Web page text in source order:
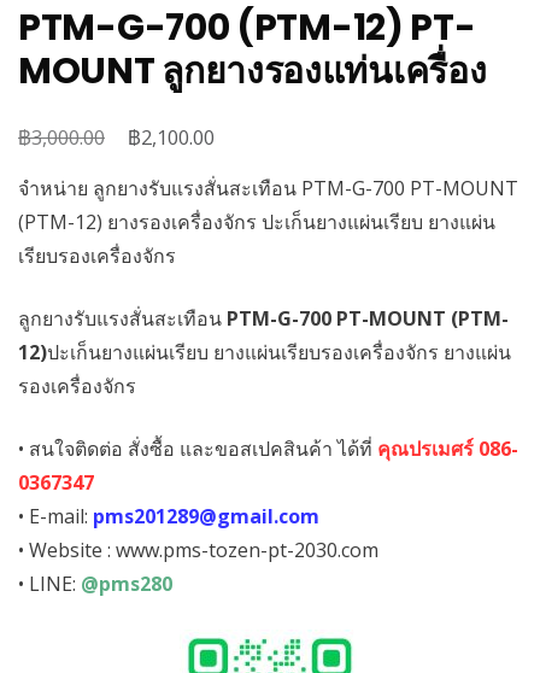
PTM-G-700 (PTM-12) PT-
MOUNT ลูกยางรองแท่นเครื่อง
฿3,000.00
Original
was:
฿3,000.00.
฿2,100.00
is:
฿2,100.00.
จำหน่าย ลูกยางรับแรงสั่นสะเทือน PTM-G-700 PT-MOUNT
(PTM-12) ยางรองเครื่องจักร ปะเก็นยางแผ่นเรียบ ยางแผ่น
เรียบรองเครื่องจักร
ลูกยางรับแรงสั่นสะเทือน PTM-G-700 PT-MOUNT (PTM-
12)ปะเก็นยางแผ่นเรียบ ยางแผ่นเรียบรองเครื่องจักร ยางแผ่น
รองเครื่องจักร
• สนใจติดต่อ สั่งซื้อ และขอสเปคสินค้า ได้ที่ คุณปรเมศร์ 086-
0367347
• E-mail: pms201289@gmail.com
• Website : www.pms-tozen-pt-2030.com
• LINE: @pms280